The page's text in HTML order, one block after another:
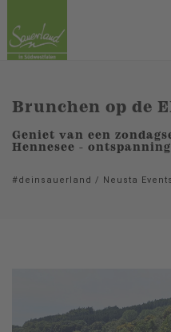
Brunchen op de
Geniet van een
Hennesee -
#deinsauerland / Neusta Events